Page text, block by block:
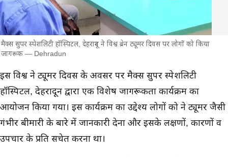
मैक्स सुपर स्पेशलिटी हॉस्पिटल, देहरादून ने विश्व ब्रेन ट्यूमर दिवस पर लोगों को किया
जागरूक — Dehradun
मुख्य समाचार
इस विश्व ब्रेन ट्यूमर दिवस के अवसर पर मैक्स सुपर स्पेशलिटी
हॉस्पिटल, देहरादून द्वारा एक विशेष जागरूकता कार्यक्रम का
आयोजन किया गया। इस कार्यक्रम का उद्देश्य लोगों को ब्रेन ट्यूमर जैसी
गंभीर बीमारी के बारे में जानकारी देना और इसके लक्षणों, कारणों व
उपचार के प्रति सचेत करना था।